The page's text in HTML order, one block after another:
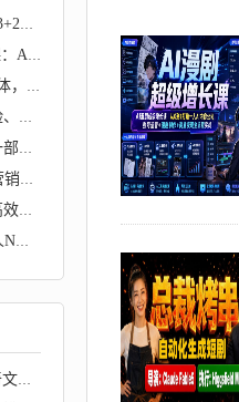
AI短剧接单训练营第2期，3+2工作...
2026 AI+UI设计系统实战课：AI赋...
你的AI数字员工100个智能体，超级...
玩賺AI视频变现，不用露脸、不用...
AI短视频热门涨粉变现，一部手机...
2025营销人AI实操课，AI营销抢跑...
某社群AI漫剧创作课程，高效掌握...
AI+全域电商，如何通过1人N个智能...
抖音遇见网易云音乐，新奇文案 4...